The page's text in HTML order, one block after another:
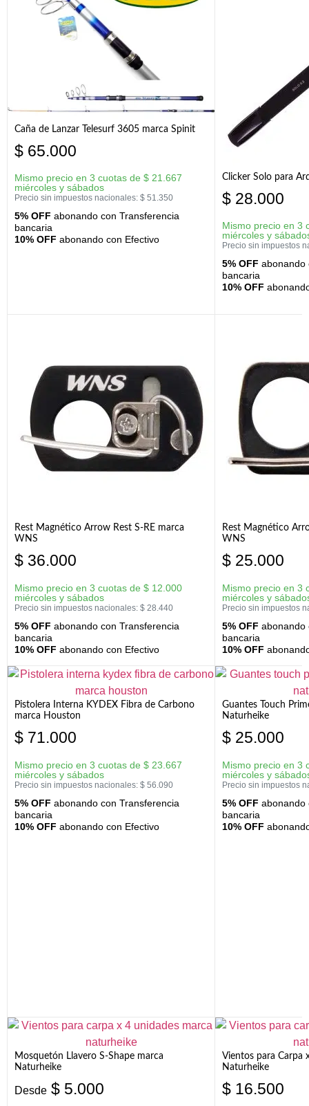
Caña de Lanzar Telesurf 3605 marca Spinit
$ 65.000
Mismo precio en 3 cuotas de $ 21.667
miércoles y sábados
Precio sin impuestos nacionales: $ 51.350
5% OFF abonando con Transferencia
bancaria
10% OFF abonando con Efectivo
Clicker Solo para
$ 28.000
Mismo precio en 3
miércoles y
Precio sin impuestos
5% OFF abonando
bancaria
10% OFF
Rest Magnético Arrow Rest S-RE marca
WNS
$ 36.000
Mismo precio en 3 cuotas de $ 12.000
miércoles y sábados
Precio sin impuestos nacionales: $ 28.440
5% OFF abonando con Transferencia
bancaria
10% OFF abonando con Efectivo
Rest Magnético
WNS
$ 25.000
Mismo precio en 3
miércoles y
Precio sin impuestos
5% OFF abonando
bancaria
10% OFF
Pistolera Interna KYDEX Fibra de Carbono
marca Houston
$ 71.000
Mismo precio en 3 cuotas de $ 23.667
miércoles y sábados
Precio sin impuestos nacionales: $ 56.090
5% OFF abonando con Transferencia
bancaria
10% OFF abonando con Efectivo
Guantes Touch
Naturheike
$ 25.000
Mismo precio en 3
miércoles y
Precio sin impuestos
5% OFF abonando
bancaria
10% OFF
Mosquetón Llavero S-Shape marca
Naturheike
Desde $ 5.000
Vientos para Carpa
Naturheike
$ 16.500